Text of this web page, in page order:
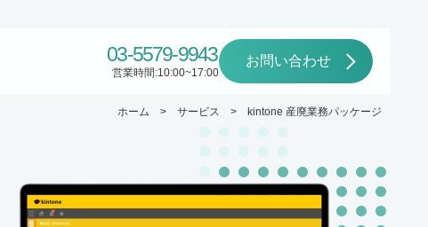
03-5579-9943
営業時間:10:00~17:00
お問い合わせ
ホーム サービス kintone 産廃業務パッケージ